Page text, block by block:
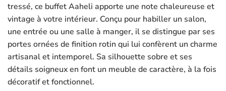
tressé, ce buffet Aaheli apporte une note chaleureuse et
vintage à votre intérieur. Conçu pour habiller un salon,
une entrée ou une salle à manger, il se distingue par ses
portes ornées de finition rotin qui lui confèrent un charme
artisanal et intemporel. Sa silhouette sobre et ses
détails soigneux en font un meuble de caractère, à la fois
décoratif et fonctionnel.